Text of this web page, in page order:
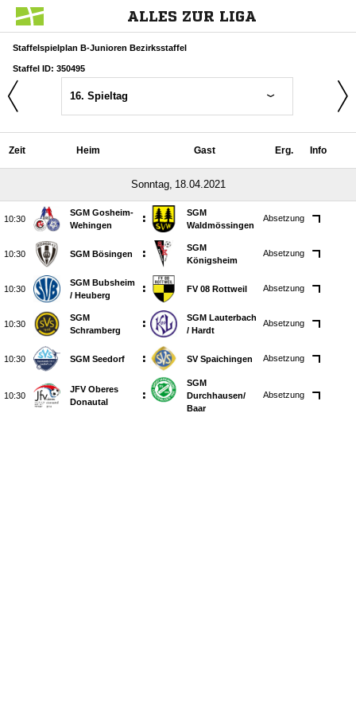
ALLES ZUR LIGA
Staffelspielplan B-Junioren Bezirksstaffel
Staffel ID: 350495
16. Spieltag
Zeit Heim Gast Erg. Info
 

SGM Gosheim-
Wehingen
:
SGM
Waldmössingen
Absetzung
 SGM Bösingen :
SGM
Königsheim
Absetzung

SGM Bubsheim
/​ Heuberg
: FV 08 Rottweil Absetzung

SGM
Schramberg
:
SGM Lauterbach
/​ Hardt
Absetzung
 SGM Seedorf : SV Spaichingen Absetzung

JFV Oberes
Donautal
:
SGM
Durchhausen/​
Baar
Absetzung